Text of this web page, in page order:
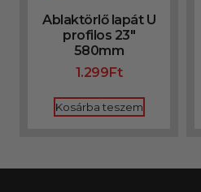
Ablaktörlő lapát U
profilos 23″
580mm
1.299Ft
Kosárba teszem